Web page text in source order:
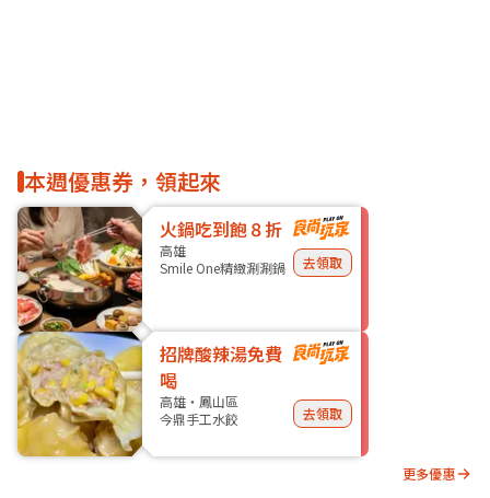
本週優惠券，領起來
火鍋吃到飽８折
高雄
Smile One精緻涮涮鍋
去領取
招牌酸辣湯免費
喝
高雄・鳳山區
今鼎手工水餃
去領取
更多優惠